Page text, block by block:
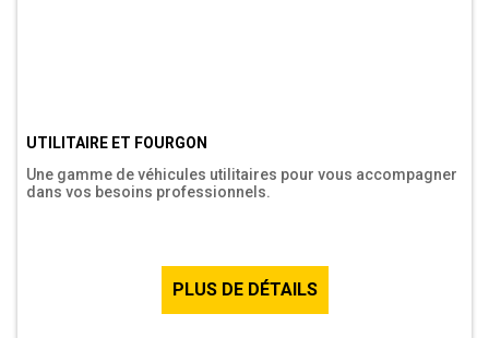
UTILITAIRE ET FOURGON
Une gamme de véhicules utilitaires pour vous accompagner
dans vos besoins professionnels.
PLUS DE DÉTAILS